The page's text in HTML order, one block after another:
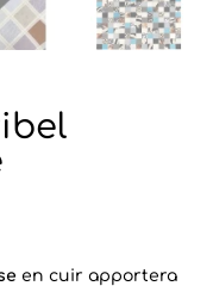
en cuir apportera